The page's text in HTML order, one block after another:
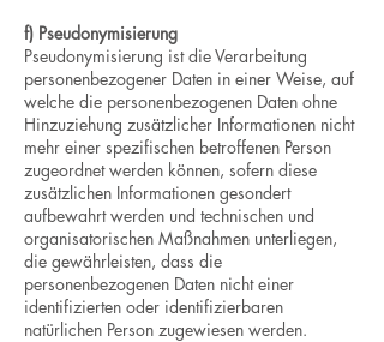
f) Pseudonymisierung
Pseudonymisierung ist die Verarbeitung
personenbezogener Daten in einer Weise, auf
welche die personenbezogenen Daten ohne
Hinzuziehung zusätzlicher Informationen nicht
mehr einer spezifischen betroffenen Person
zugeordnet werden können, sofern diese
zusätzlichen Informationen gesondert
aufbewahrt werden und technischen und
organisatorischen Maßnahmen unterliegen,
die gewährleisten, dass die
personenbezogenen Daten nicht einer
identifizierten oder identifizierbaren
natürlichen Person zugewiesen werden.